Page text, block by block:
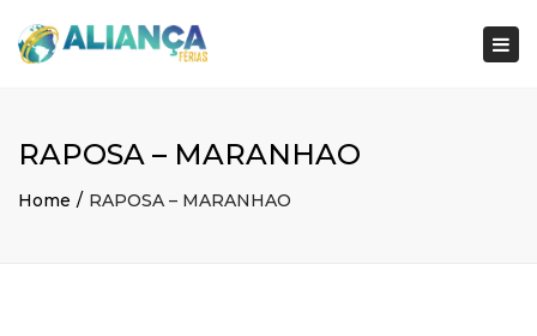
RAPOSA – MARANHAO
Home RAPOSA – MARANHAO